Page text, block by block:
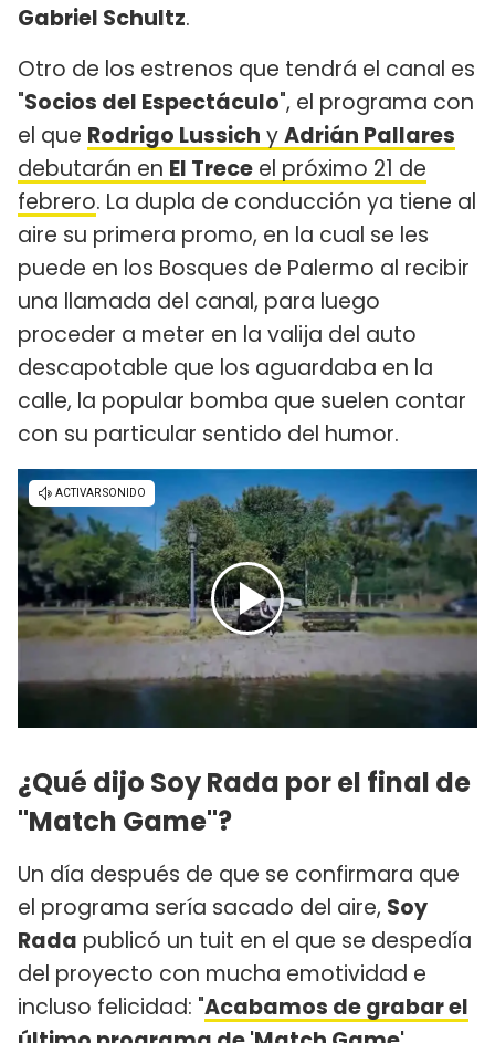
Gabriel Schultz.
Otro de los estrenos que tendrá el canal es
"Socios del Espectáculo", el programa con
el que Rodrigo Lussich yAdrián Pallares
debutarán en El Trece el próximo 21 de
febrero. La dupla de conducción ya tiene al
aire su primera promo, en la cual se les
puede en los Bosques de Palermo al recibir
una llamada del canal, para luego
proceder a meter en la valija del auto
descapotable que los aguardaba en la
calle, la popular bomba que suelen contar
con su particular sentido del humor.
¿Qué dijo Soy Rada por el final de
"Match Game"?
Un día después de que se confirmara que
el programa sería sacado del aire, Soy
Rada publicó un tuit en el que se despedía
del proyecto con mucha emotividad e
incluso felicidad: "Acabamos de grabar el